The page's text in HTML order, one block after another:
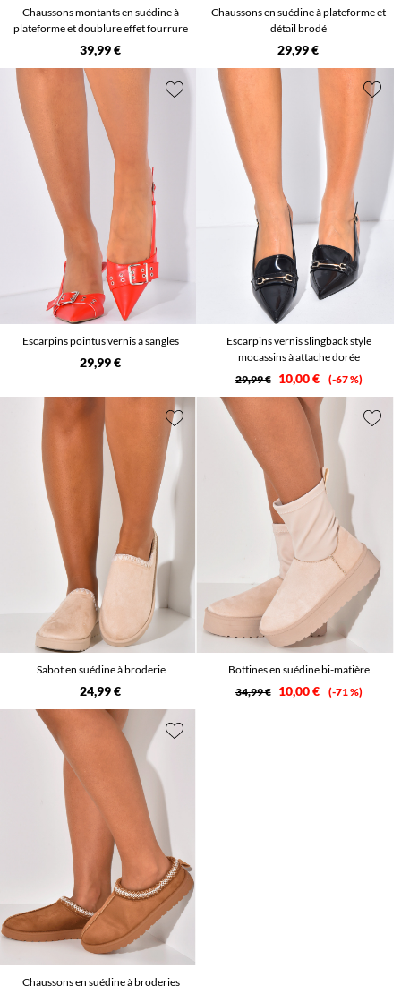
Chaussons montants en suédine à
plateforme et doublure effet fourrure
39,99 €
Chaussons en suédine à plateforme et
détail brodé
29,99 €
Escarpins pointus vernis à sangles
29,99 €
Escarpins vernis slingback style
mocassins à attache dorée
29,99 €
10,00 € -67 %
Sabot en suédine à broderie
24,99 €
Bottines en suédine bi-matière
34,99 €
10,00 € -71 %
Chaussons en suédine à broderies